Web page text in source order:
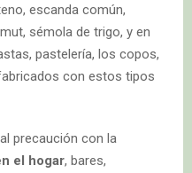
escanda común,
sémola de trigo, y en
pastelería, los copos,
con estos tipos
precaución con la
el hogar, bares,